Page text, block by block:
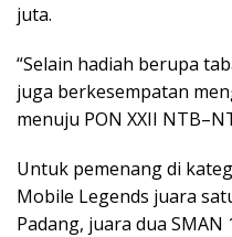
juta.
“Selain hadiah berupa
juga berkesempatan
menuju PON XXII
Untuk pemenang di
Mobile Legends juara
Padang, juara dua